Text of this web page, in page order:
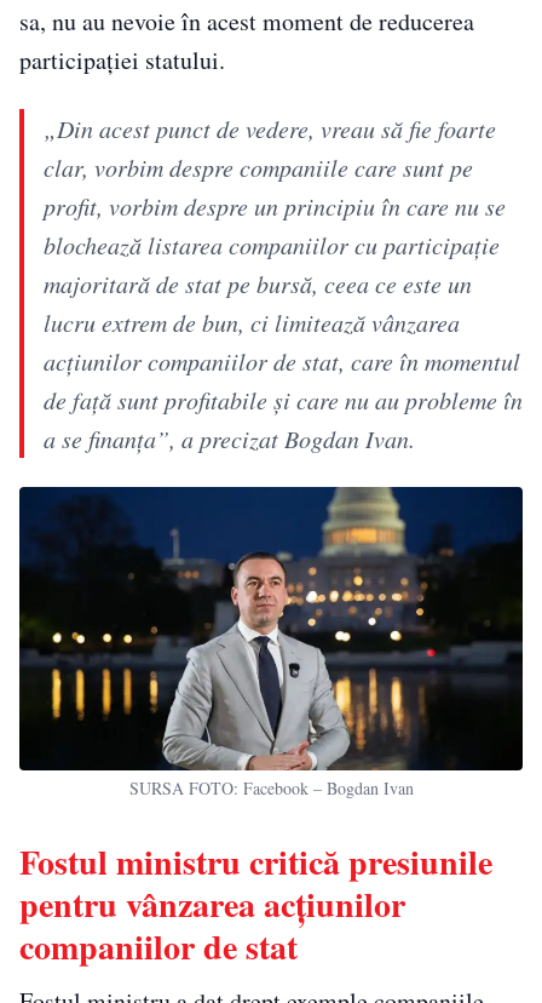
sa, nu au nevoie în acest moment de reducerea
participației statului.
„Din acest punct de vedere, vreau să fie foarte
clar, vorbim despre companiile care sunt pe
profit, vorbim despre un principiu în care nu se
blochează listarea companiilor cu participaţie
majoritară de stat pe bursă, ceea ce este un
lucru extrem de bun, ci limitează vânzarea
acţiunilor companiilor de stat, care în momentul
de faţă sunt profitabile şi care nu au probleme în
a se finanţa”, a precizat Bogdan Ivan.
SURSA FOTO: Facebook – Bogdan Ivan
Fostul ministru critică presiunile
pentru vânzarea acțiunilor
companiilor de stat